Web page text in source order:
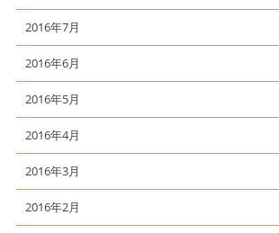
2016年7月
2016年6月
2016年5月
2016年4月
2016年3月
2016年2月